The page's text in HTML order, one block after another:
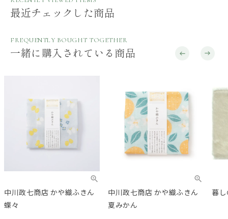
最近チェックした商品
FREQUENTLY BOUGHT TOGETHER
一緒に購入されている商品
中川政七商店 かや織ふきん
蝶々
中川政七商店 かや織ふきん
夏みかん
暮